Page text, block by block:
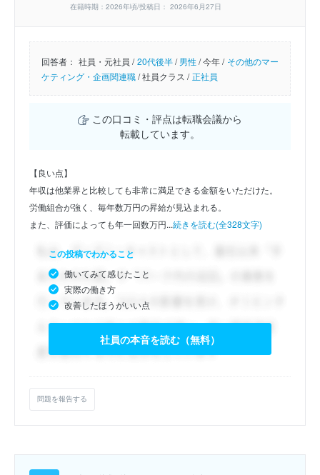
在籍時期：2026年頃/投稿日： 2026年6月27日
回答者： 社員・元社員 / 20代後半/男性/今年 / その他のマー
ケティング・企画関連職/社員クラス / 正社員
この口コミ・評点は転職会議から
転載しています。
【良い点】
年収は他業界と比較しても非常に満足できる金額をいただけた。
労働組合が強く、毎年数万円の昇給が見込まれる。
また、評価によっても年一回数万円...続きを読む(全328文字)
この投稿でわかること
働いてみて感じたこと
実際の働き方
改善したほうがいい点
社員の本音を読む（無料）
問題を報告する